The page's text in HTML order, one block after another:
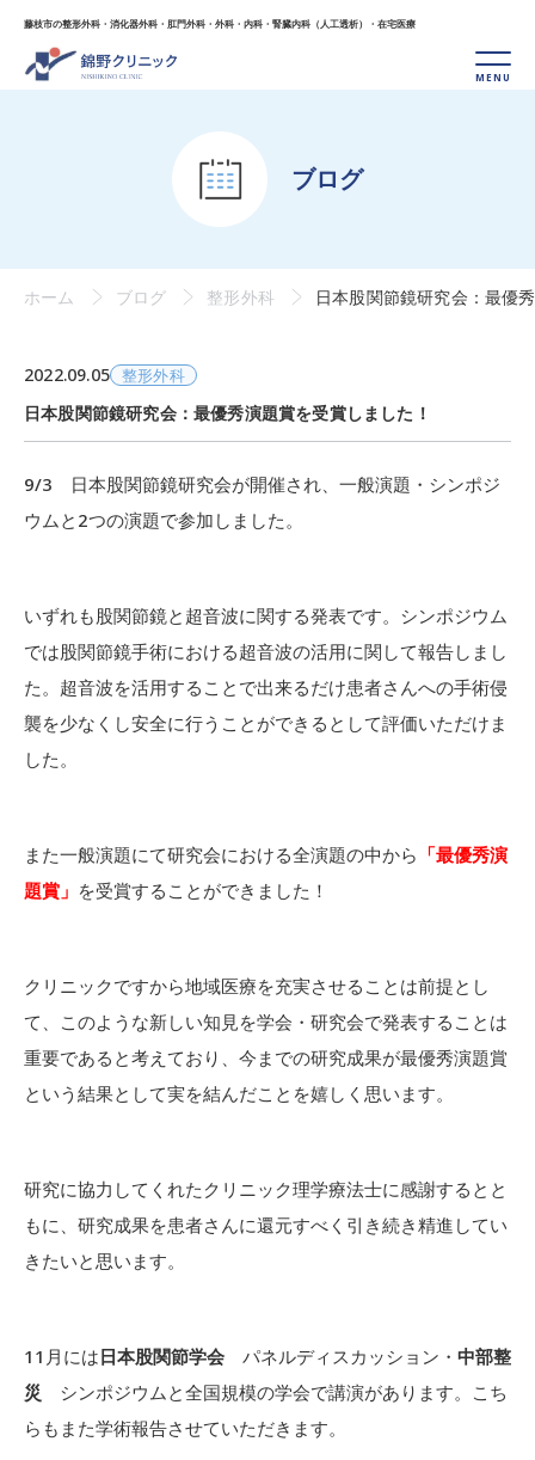
藤枝市の整形外科・消化器外科・肛門外科・外科・ 内科・腎臓内科（人工透析）・在宅医療
ブログ
ホーム ブログ 整形外科 日本股関節鏡研究会：最優
2022.09.05 整形外科
日本股関節鏡研究会：最優秀演題賞を受賞しました！
9/3 日本股関節鏡研究会が開催され、一般演題・シンポジ
ウムと2つの演題で参加しました。
いずれも股関節鏡と超音波に関する発表です。シンポジウム
では股関節鏡手術における超音波の活用に関して報告しまし
た。超音波を活用することで出来るだけ患者さんへの手術侵
襲を少なくし安全に行うことができるとして評価いただけま
した。
また一般演題にて研究会における全演題の中から 「最優秀演
題賞」 を受賞することができました！
クリニックですから地域医療を充実させることは前提とし
て、このような新しい知見を学会・研究会で発表することは
重要であると考えており、今までの研究成果が最優秀演題賞
という結果として実を結んだことを嬉しく思います。
研究に協力してくれたクリニック理学療法士に感謝するとと
もに、研究成果を患者さんに還元すべく引き続き精進してい
きたいと思います。
11月には日本股関節学会 パネルディスカッション ・ 中部整
災 シンポジウムと全国規模の学会で講演があります。こち
らもまた学術報告させていただきます。